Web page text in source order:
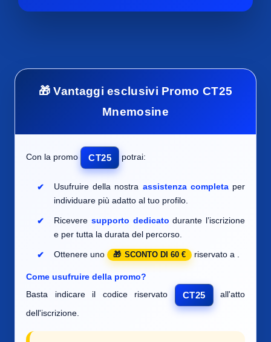
🎁 Vantaggi esclusivi Promo CT25
Mnemosine
Con la promo CT25 potrai:
Usufruire della nostra assistenza completaper
individuare più adatto al tuo profilo.
Ricevere supporto dedicato durante l’iscrizione
e per tutta la durata del percorso.
Ottenere uno SCONTO DI 60 € riservato a
Come usufruire della promo?
Basta indicare il codice riservato
CT25
all'atto
dell'iscrizione.